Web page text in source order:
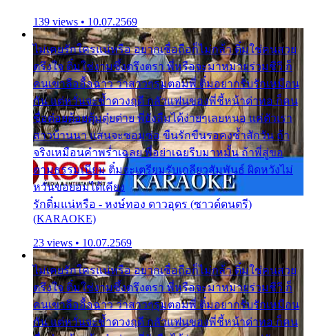
139 views • 10.07.2569
ไม่เคยรักใครแน่หรือ อยากเชื่อถือก็ไม่กล้า ติ๋มใช่คนสวย
ตรึงใจ ติ๋มใช่งามซึ้งตรึงตรา พี่หรือจะมาหมายร่วมชีวี ก็
คนเขาลืออื้อฉาว ว่าสาวๆรุมตอมพี่ ติ๋มอยากรับรักเหมือน
กัน แต่หวั่นจะช้ำดวงฤดี กลัวแฟนของพี่ชี้หน้าด่าทอ ก็คน
ชื่อต๋อยต้อยตุ้มตุ๋ยต่าย พี่ยังลืมได้ง่ายๆเลยหนอ แค่ตัวเรา
สาวบ้านนา แสนจะซอมซ่อ ขืนรักขืนรอคงช้ำสักวัน ถ้า
จริงเหมือนคำพร่ำเฉลย พี่อย่าเฉยรีบมาหมั้น ถ้าพี่สู่ขอ
ตามธรรมเนียม ติ๋มจะเตรียมรับเกลียวสัมพันธ์ ผิดหวังไม่
หวั่นขอยอมได้เคียง
รักติ๋มแน่หรือ - หงษ์ทอง ดาวอุดร (ซาวด์ดนตรี)
(KARAOKE)
23 views • 10.07.2569
ไม่เคยรักใครแน่หรือ อยากเชื่อถือก็ไม่กล้า ติ๋มใช่คนสวย
ตรึงใจ ติ๋มใช่งามซึ้งตรึงตรา พี่หรือจะมาหมายร่วมชีวี ก็
คนเขาลืออื้อฉาว ว่าสาวๆรุมตอมพี่ ติ๋มอยากรับรักเหมือน
กัน แต่หวั่นจะช้ำดวงฤดี กลัวแฟนของพี่ชี้หน้าด่าทอ ก็คน